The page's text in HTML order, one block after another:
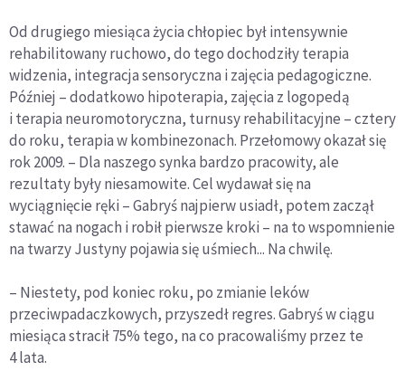
Od drugiego miesiąca życia chłopiec był intensywnie
rehabilitowany ruchowo, do tego dochodziły terapia
widzenia, integracja sensoryczna i zajęcia pedagogiczne.
Później – dodatkowo hipoterapia, zajęcia z logopedą
i terapia neuromotoryczna, turnusy rehabilitacyjne – cztery
do roku, terapia w kombinezonach. Przełomowy okazał się
rok 2009. – Dla naszego synka bardzo pracowity, ale
rezultaty były niesamowite. Cel wydawał się na
wyciągnięcie ręki – Gabryś najpierw usiadł, potem zaczął
stawać na nogach i robił pierwsze kroki – na to wspomnienie
na twarzy Justyny pojawia się uśmiech... Na chwilę.
– Niestety, pod koniec roku, po zmianie leków
przeciwpadaczkowych, przyszedł regres. Gabryś w ciągu
miesiąca stracił 75% tego, na co pracowaliśmy przez te
4 lata.